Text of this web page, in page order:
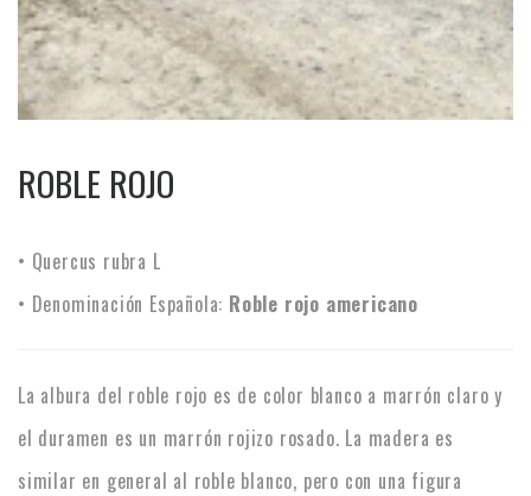
ROBLE ROJO
• Quercus rubra L
• Denominación Española: Roble rojo americano
La albura del roble rojo es de color blanco a marrón claro y
el duramen es un marrón rojizo rosado. La madera es
similar en general al roble blanco, pero con una figura